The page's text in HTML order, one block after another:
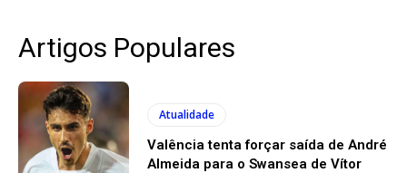
Artigos Populares
Atualidade
Valência tenta forçar saída de André
Almeida para o Swansea de Vítor